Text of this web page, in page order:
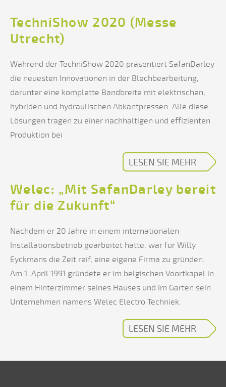
TechniShow 2020 (Messe
Utrecht)
Während der TechniShow 2020 präsentiert SafanDarley
die neuesten Innovationen in der Blechbearbeitung,
darunter eine komplette Bandbreite mit elektrischen,
hybriden und hydraulischen Abkantpressen. Alle diese
Lösungen tragen zu einer nachhaltigen und effizienten
Produktion bei
LESEN SIE MEHR
Welec: „Mit SafanDarley bereit
für die Zukunft“
Nachdem er 20 Jahre in einem internationalen
Installationsbetrieb gearbeitet hatte, war für Willy
Eyckmans die Zeit reif, eine eigene Firma zu gründen.
Am 1. April 1991 gründete er im belgischen Voortkapel in
einem Hinterzimmer seines Hauses und im Garten sein
Unternehmen namens Welec Electro Techniek.
LESEN SIE MEHR